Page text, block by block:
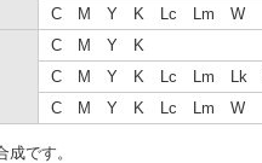
C M Y K Lc Lm W
C M Y K
C M Y K Lc Lm Lk
C M Y K Lc Lm W
です。